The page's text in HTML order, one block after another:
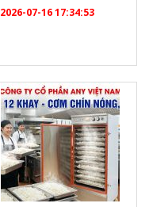
2026-07-16 17:34:53